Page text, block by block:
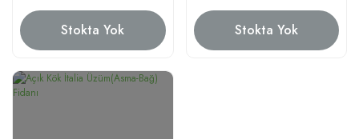
Stokta Yok Stokta Yok